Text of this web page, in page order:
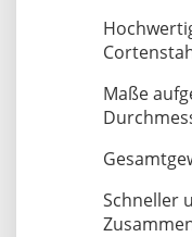
Maße
Schneller